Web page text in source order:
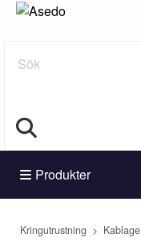
Sök
Produkter
Kringutrustning Kablage